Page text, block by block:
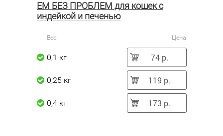
ЕМ БЕЗ ПРОБЛЕМ для кошек с
индейкой и печенью
Вес Цена
0,1 кг 74 р.
0,25 кг 119 р.
0,4 кг 173 р.